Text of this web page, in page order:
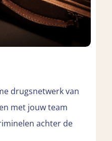
drugsnetwerk van
met jouw team
achter de